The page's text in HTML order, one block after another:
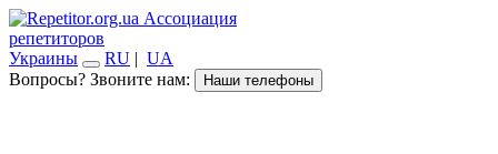
Ассоциация
репетиторов
Украины
RU | UA
Вопросы? Звоните нам:
Наши телефоны